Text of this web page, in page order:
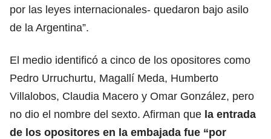
por las leyes internacionales- quedaron bajo asilo
de la Argentina”.
El medio identificó a cinco de los opositores como
Pedro Urruchurtu, Magallí Meda, Humberto
Villalobos, Claudia Macero y Omar González, pero
no dio el nombre del sexto. Afirman que la entrada
de los opositores en la embajada fue “por